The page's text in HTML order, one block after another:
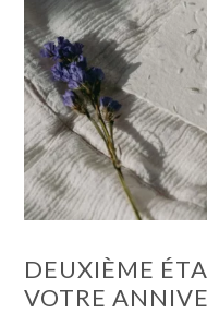
DEUXIÈME
VOTRE